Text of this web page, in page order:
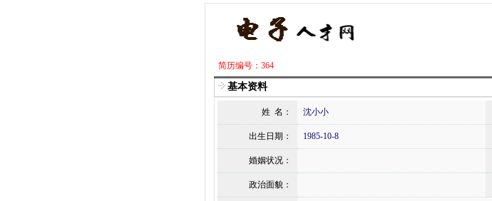
简历编号：364
基本资料
姓 名： 沈小小
出生日期： 1985-10-8
婚姻状况：
政治面貌：